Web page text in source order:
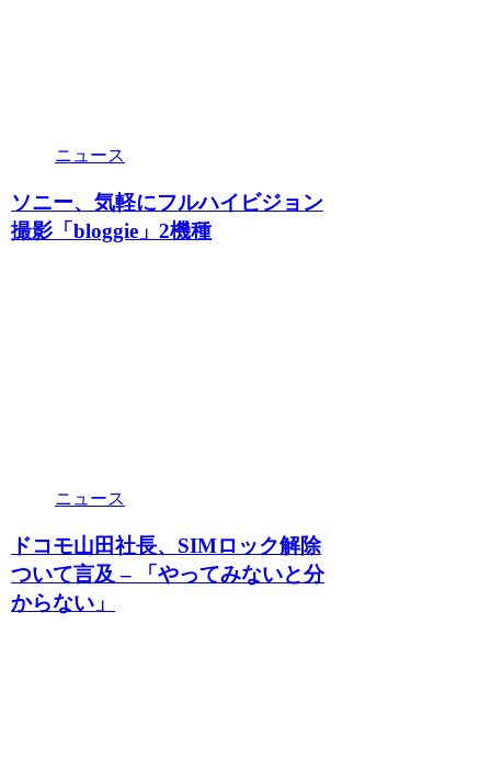
ニュース
ソニー、気軽にフルハイビジョン
撮影「bloggie」2機種
ニュース
ドコモ山田社長、SIMロック解除
ついて言及 – 「やってみないと分
からない」